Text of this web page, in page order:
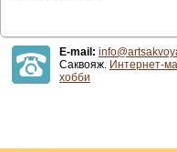
E-mail:
Саквояж. Интернет-
хобби